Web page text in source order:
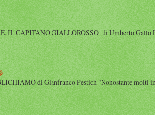
IL CAPITANO GIALLOROSSO di Umberto Gallo
di Gianfranco Pestich "Nonostante molti